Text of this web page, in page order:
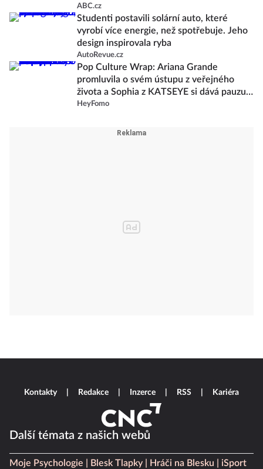
ABC.cz
Studenti postavili solární auto, které
vyrobí více energie, než spotřebuje. Jeho
design inspirovala ryba
AutoRevue.cz
Pop Culture Wrap: Ariana Grande
promluvila o svém ústupu z veřejného
života a Sophia z KATSEYE si dává pauzu
od skupiny
HeyFomo
Další témata z našich webů
Moje Psychologie Blesk Tlapky Hráči na Blesku
iSport
Kontakty Redakce Inzerce RSS Kariéra